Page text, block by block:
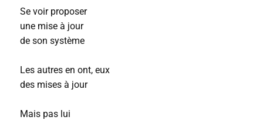
Se voir proposer
une mise à jour
de son système
Les autres en ont, eux
des mises à jour
Mais pas lui